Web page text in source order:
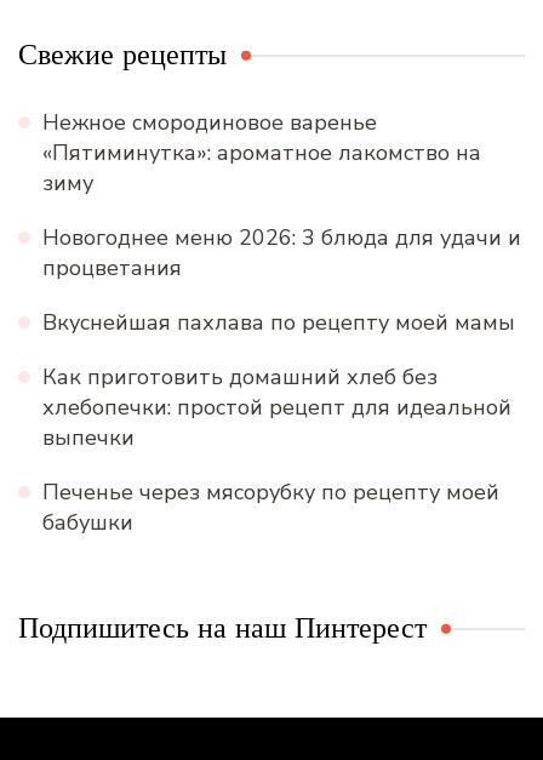
Свежие рецепты
Нежное смородиновое варенье
«Пятиминутка»: ароматное лакомство на
зиму
Новогоднее меню 2026: 3 блюда для удачи и
процветания
Вкуснейшая пахлава по рецепту моей мамы
Как приготовить домашний хлеб без
хлебопечки: простой рецепт для идеальной
выпечки
Печенье через мясорубку по рецепту моей
бабушки
Подпишитесь на наш Пинтерест